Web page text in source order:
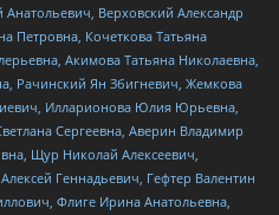
Верховский Александр
Петровна, Кочеткова Татьяна
Акимова Татьяна Николаевна,
Рачинский Ян Збигневич, Жемкова
Илларионова Юлия Юрьевна,
Сергеевна, Аверин Владимир
Щур Николай Алексеевич,
Геннадьевич, Гефтер Валентин
Флиге Ирина Анатольевна,